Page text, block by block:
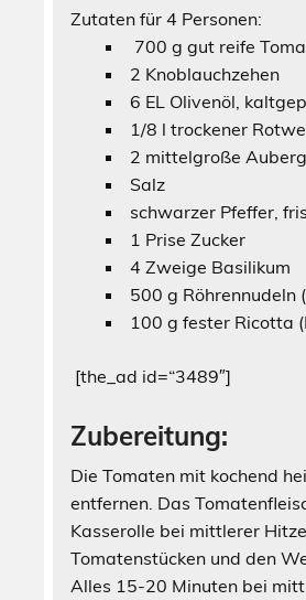
Zutaten für 4
700 g gut reife
2 Knoblauchzehen
6 EL Olivenöl,
1/8 l trockener
2 mittelgroße
Salz
schwarzer Pfeffer,
1 Prise Zucker
4 Zweige Basilikum
500 g Röhrennudeln
100 g fester Ricotta
[the_ad id=“3489″]
Zubereitung:
Die Tomaten mit kochend
entfernen. Das
Kasserolle bei mittlerer
Tomatenstücken und den
Alles 15-20 Minuten bei